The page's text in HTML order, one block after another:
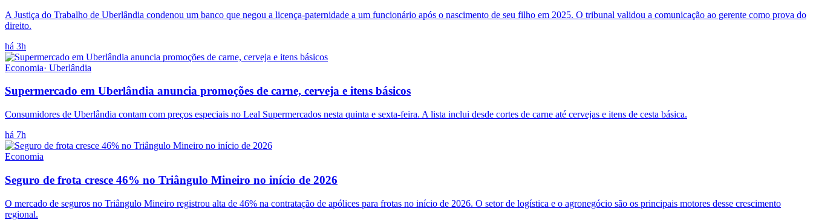
A Justiça do Trabalho de Uberlândia condenou um banco que negou a licença-paternidade a um funcionário após o nascimento de seu filho em 2025. O tribunal validou a comunicação ao gerente como prova do
direito.
há 3h
Economia· Uberlândia
Supermercado em Uberlândia anuncia promoções de carne, cerveja e itens básicos
Consumidores de Uberlândia contam com preços especiais no Leal Supermercados nesta quinta e sexta-feira. A lista inclui desde cortes de carne até cervejas e itens de cesta básica.
há 7h
Economia
Seguro de frota cresce 46% no Triângulo Mineiro no início de 2026
O mercado de seguros no Triângulo Mineiro registrou alta de 46% na contratação de apólices para frotas no início de 2026. O setor de logística e o agronegócio são os principais motores desse crescimento
regional.